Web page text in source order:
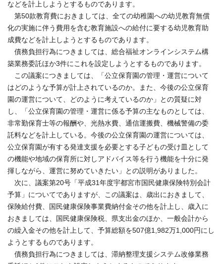
などを計上しようとするものであります。
第50款教育費におきましては、全ての幼稚園への幼児教育無償
化の実施に伴う費用を含む教育施設への給付に要する幼児教育助
成費などを計上しようとするものであります。
債務負担行為につきましては、総合福祉オンラインシステム構
築業務委託ほか3件にこれを設定しようとするものであります。
この議案につきましては、「公立保育園の管理・運営について
はどのような予算が計上されているのか。また、今後の公立保育
園の運営について、どのように考えているのか」との質疑に対
し、「公立保育園の管理・運営に係る予算の主なものとしては、
非常勤保育士等の報酬や、光熱水費、通信運搬費、機械警備の委
託料などを計上している。今後の公立保育園の運営については、
公立保育園が有する発達支援を必要とする子どもの受け皿として
の機能や地域の保育所に対しアドバイス等を行う機能を十分に発
揮しながら、運営に努めていきたい」との説明がありました。
次に、議案第20号「平成31年度宇都宮市国民健康保険特別会計
予算」についてでありますが、この議案は、歳出におきまして、
保険給付費、国民健康保険事業費納付金その他を計上し、歳入に
おきましては、国民健康保険税、県支出金のほか、一般会計から
の繰入金その他を計上して、予算総額を507億1,982万1,000円にし
ようとするものであります。
債務負担行為につきましては、滞納整理支援システム改修業務